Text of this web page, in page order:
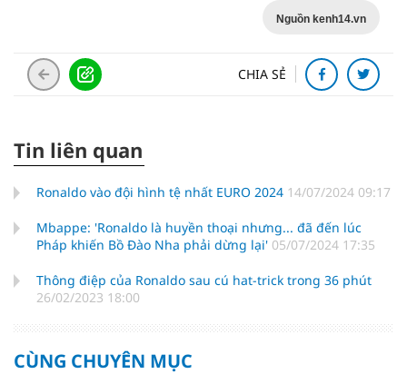
Nguồn kenh14.vn
CHIA SẺ
Tin liên quan
Ronaldo vào đội hình tệ nhất EURO 2024 14/07/2024 09:17
Mbappe: 'Ronaldo là huyền thoại nhưng... đã đến lúc
Pháp khiến Bồ Đào Nha phải dừng lại' 05/07/2024 17:35
Thông điệp của Ronaldo sau cú hat-trick trong 36 phút
26/02/2023 18:00
CÙNG CHUYÊN MỤC